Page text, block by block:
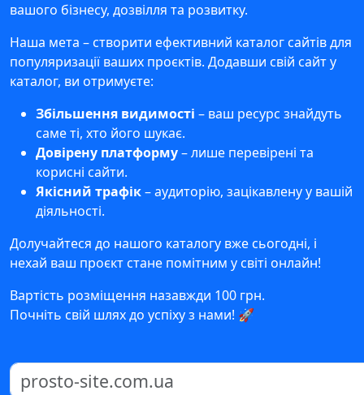
вашого бізнесу, дозвілля та розвитку.
Наша мета – створити ефективний каталог сайтів для
популяризації ваших проєктів. Додавши свій сайт у
каталог, ви отримуєте:
Збільшення видимості – ваш ресурс знайдуть
саме ті, хто його шукає.
Довірену платформу– лише перевірені та
корисні сайти.
Якісний трафік– аудиторію, зацікавлену у вашій
діяльності.
Долучайтеся до нашого каталогу вже сьогодні, і
нехай ваш проєкт стане помітним у світі онлайн!
Вартість розміщення назавжди 100 грн.
Почніть свій шлях до успіху з нами! 🚀